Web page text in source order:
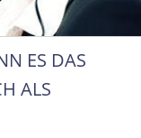
ES DAS
ALS